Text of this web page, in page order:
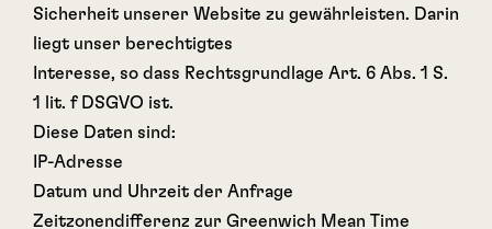
Sicherheit unserer Website zu gewährleisten. Darin
liegt unser berechtigtes
Interesse, so dass Rechtsgrundlage Art. 6 Abs. 1 S.
1 lit. f DSGVO ist.
Diese Daten sind:
IP-Adresse
Datum und Uhrzeit der Anfrage
Zeitzonendifferenz zur Greenwich Mean Time